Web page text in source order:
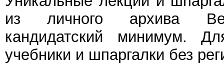
из личного архива
кандидатский минимум.
учебники и шпаргалки без